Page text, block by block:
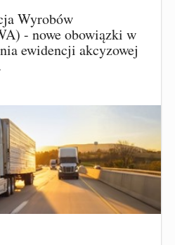
Wyrobów
- nowe obowiązki w
ewidencji akcyzowej